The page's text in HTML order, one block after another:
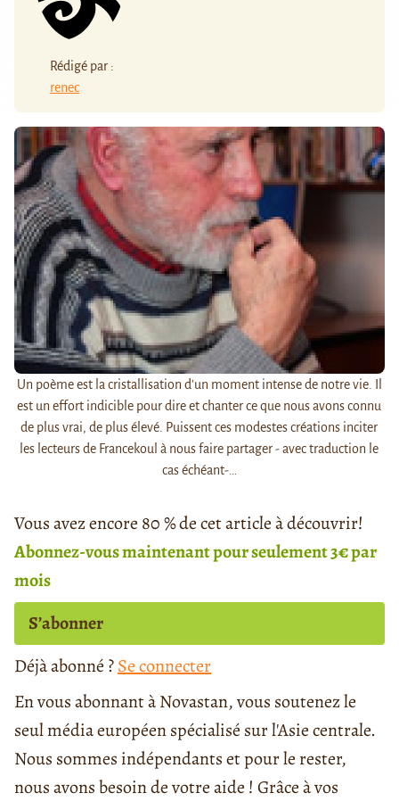
Rédigé par :
renec
Un poème est la cristallisation d'un moment intense de notre vie. Il
est un effort indicible pour dire et chanter ce que nous avons connu
de plus vrai, de plus élevé. Puissent ces modestes créations inciter
les lecteurs de Francekoul à nous faire partager - avec traduction le
cas échéant-…
Vous avez encore 80 % de cet article à découvrir!
Abonnez-vous maintenant pour seulement 3€ par
mois
S’abonner
Déjà abonné ?Se connecter
En vous abonnant à Novastan, vous soutenez le
seul média européen spécialisé sur l'Asie centrale.
Nous sommes indépendants et pour le rester,
nous avons besoin de votre aide ! Grâce à vos